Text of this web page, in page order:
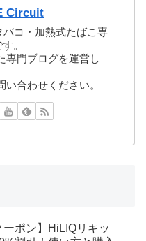
Circuit
バコ・加熱式たばこ専
。
専門ブログを運営し
合わせください。
ーポン】HiLIQリキッ